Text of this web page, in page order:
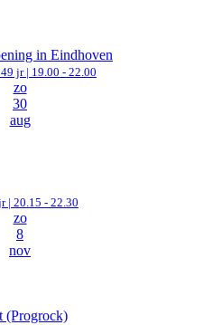
in Eindhoven
jr | 19.00 - 22.00
zo
30
aug
| 20.15 - 22.30
zo
8
nov
(Progrock)